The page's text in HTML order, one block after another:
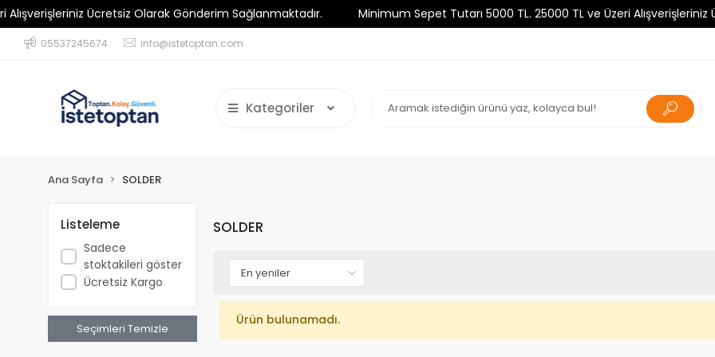
Ücretsiz Olarak Gönderim Sağlanmaktadır. Minimum Sepet Tutarı 5000 TL. 25000 TL ve Üzeri Alışverişleriniz
05537245674 info@istetoptan.com
Kategoriler
Ana Sayfa SOLDER
Listeleme
Sadece
stoktakileri göster
Ücretsiz Kargo
Seçimleri Temizle
SOLDER
Ürün bulunamadı.